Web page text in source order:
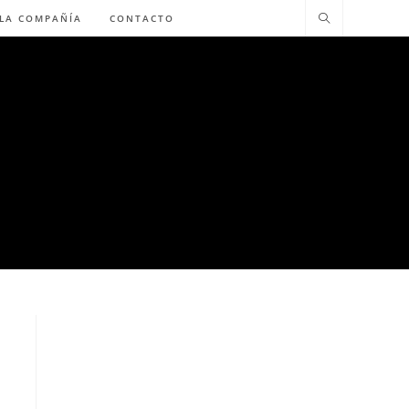
COMPAÑÍA CONTACTO